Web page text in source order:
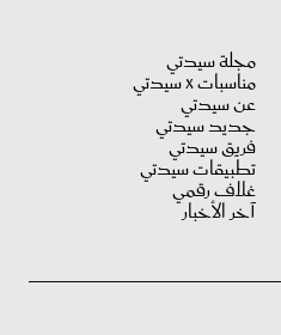
مجلة سيدتي
مناسبات X سيدتي
عن سيدتي
جديد سيدتي
فريق سيدتي
تطبيقات سيدتي
غلاف رقمي
آخر الأخبار